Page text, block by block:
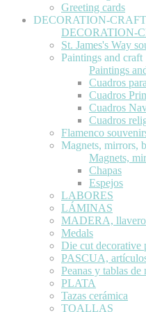
Greeting cards
DECORATION-CRAFT
DECORATION-
St. James's Way
Paintings and craft
Paintings
Cuadros
Cuadros
Cuadros
Cuadros
Flamenco
Magnets, mirrors,
Magnets,
Chapas
Espejos
LABORES
LÁMINAS
MADERA,
Medals
Die cut decorative
PASCUA,
Peanas y tablas de
PLATA
Tazas cerámica
TOALLAS